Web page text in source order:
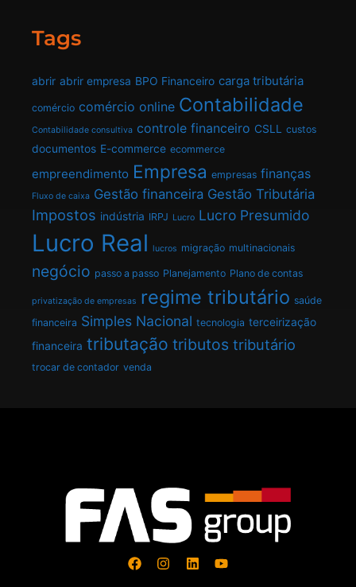
Tags
abrir abrir empresa BPO Financeiro carga tributária
comércio comércio online Contabilidade
Contabilidade consultiva controle financeiro CSLL custos
documentos E-commerce ecommerce
empreendimento Empresa empresas finanças
Fluxo de caixa Gestão financeira Gestão Tributária
Impostos indústria IRPJ Lucro Lucro Presumido
Lucro Real lucros migração multinacionais
negócio passo a passo Planejamento Plano de contas
privatização de empresas regime tributário saúde
financeira Simples Nacional tecnologia terceirização
financeira tributação tributos tributário
trocar de contador venda